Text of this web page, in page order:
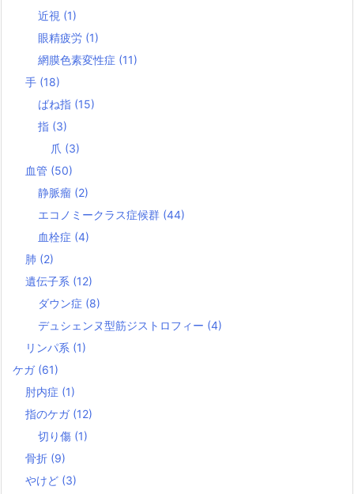
近視 (1)
眼精疲労 (1)
網膜色素変性症 (11)
手 (18)
ばね指 (15)
指 (3)
爪 (3)
血管 (50)
静脈瘤 (2)
エコノミークラス症候群 (44)
血栓症 (4)
肺 (2)
遺伝子系 (12)
ダウン症 (8)
デュシェンヌ型筋ジストロフィー (4)
リンパ系 (1)
ケガ (61)
肘内症 (1)
指のケガ (12)
切り傷 (1)
骨折 (9)
やけど (3)